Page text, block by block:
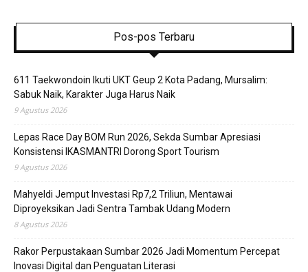
Pos-pos Terbaru
611 Taekwondoin Ikuti UKT Geup 2 Kota Padang, Mursalim:
Sabuk Naik, Karakter Juga Harus Naik
9 Agustus 2026
Lepas Race Day BOM Run 2026, Sekda Sumbar Apresiasi
Konsistensi IKASMANTRI Dorong Sport Tourism
9 Agustus 2026
Mahyeldi Jemput Investasi Rp7,2 Triliun, Mentawai
Diproyeksikan Jadi Sentra Tambak Udang Modern
8 Agustus 2026
Rakor Perpustakaan Sumbar 2026 Jadi Momentum Percepat
Inovasi Digital dan Penguatan Literasi